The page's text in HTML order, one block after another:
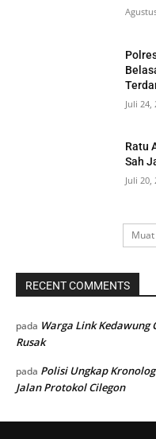
Juli 24,
Ratu
Sah
Juli 20,
RECENT COMMENTS
pada Warga Link Kedawung
Rusak
pada Polisi Ungkap
Jalan Protokol Cilegon